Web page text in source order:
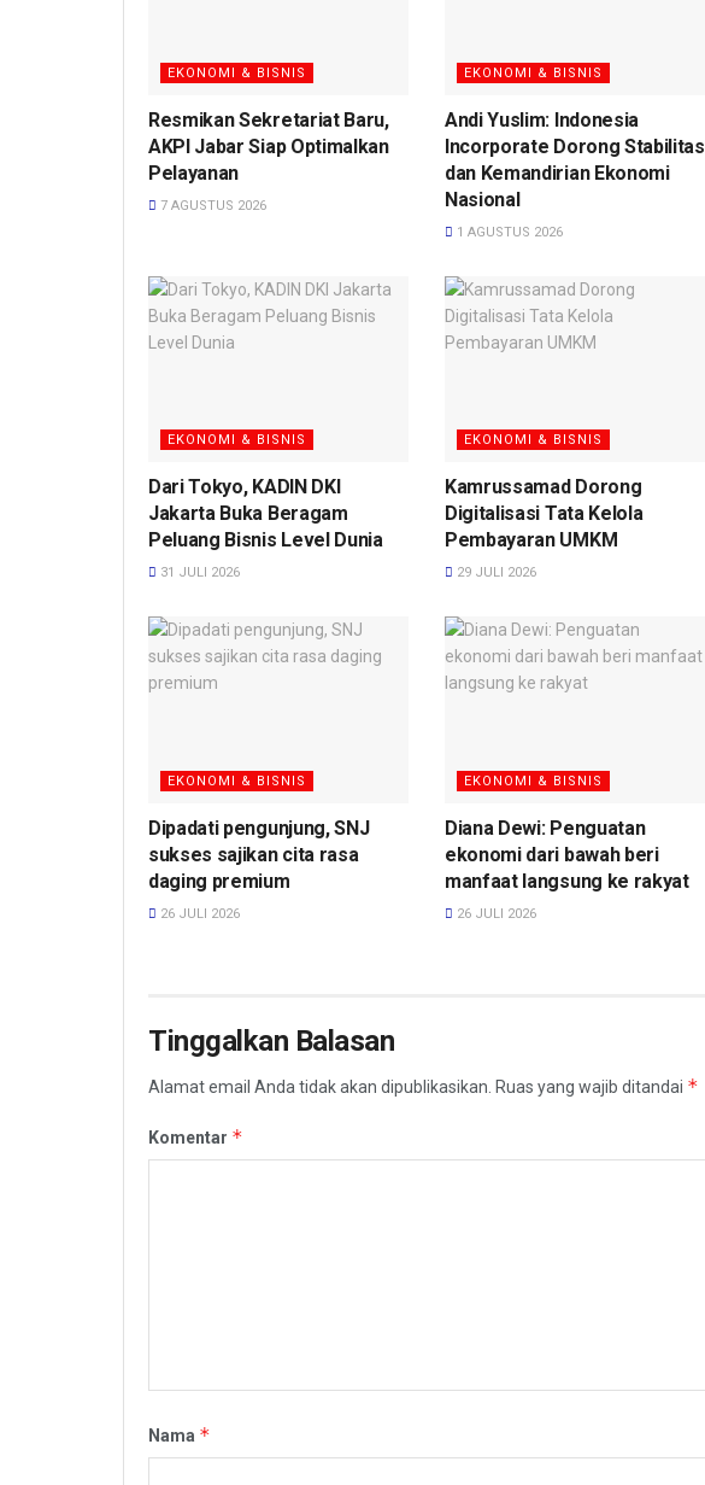
EKONOMI & BISNIS
Resmikan Sekretariat Baru,
AKPI Jabar Siap Optimalkan
Pelayanan
7 AGUSTUS 2026
EKONOMI & BISNIS
Andi Yuslim: Indonesia
Incorporate Dorong Stabilitas
dan Kemandirian Ekonomi
Nasional
1 AGUSTUS 2026
EKONOMI & BISNIS
Dari Tokyo, KADIN DKI
Jakarta Buka Beragam
Peluang Bisnis Level Dunia
31 JULI 2026
EKONOMI & BISNIS
Kamrussamad Dorong
Digitalisasi Tata Kelola
Pembayaran UMKM
29 JULI 2026
EKONOMI & BISNIS
Dipadati pengunjung, SNJ
sukses sajikan cita rasa
daging premium
26 JULI 2026
EKONOMI & BISNIS
Diana Dewi: Penguatan
ekonomi dari bawah beri
manfaat langsung ke rakyat
26 JULI 2026
Tinggalkan Balasan
Alamat email Anda tidak akan dipublikasikan. Ruas yang wajib ditandai *
Komentar *
Nama *